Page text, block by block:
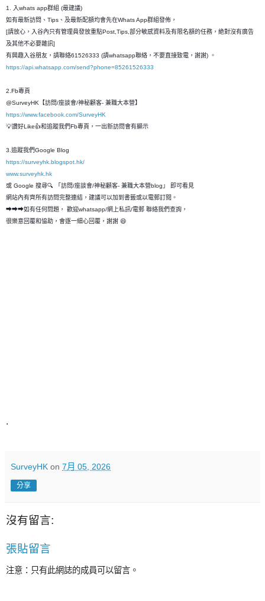
1. 入whats app群組 (最建議)
如有最新訪問、Tips、及最新配額均會先在Whats App群組發佈，
[請放心，入谷內只有管理員發放重點Post,Tips,部分敏感資料及有限名額的任務，絶對沒有廣告
及其他不必要雜訊]
有興趣入谷朋友，請聯絡61526333 (請whatsapp聯絡，不要直接致電，謝謝) 。
https://api.whatsapp.com/send?phone=85261526333
2.Fb專頁
@SurveyHK【訪問/座談會/神秘顧客- 兼職大本營】
https://www.facebook.com/SurveyHK
💡讚好Like👍和追蹤我們Fb專頁，一出新訪問會有顯示
3.追蹤我們Google Blog
https://surveyhk.blogspot.hk/
www.surveyhk.hk
或 Google 搜尋🔍 「訪問/座談會/神秘顧客- 兼職大本營blog」 即可看見
網站內有齊所有訪問完整連結，建議可以加到書籤或以電郵訂閱。
➡➡➡如有任何問題， 歡迎whatsapp/網上私訊/電郵 聯絡我們查詢，
很樂意回覆和恊助，會逐一細心回覆，謝謝 😄
.
SurveyHK on 7月 05, 2026
分享
沒有留言:
張貼留言
注意：只有此網誌的成員可以留言。